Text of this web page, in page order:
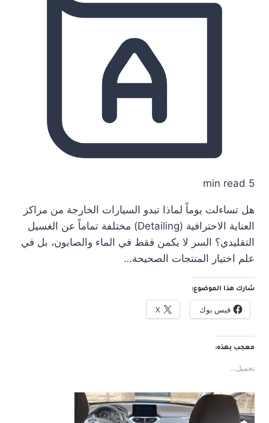
5 min read
هل تساءلت يوماً لماذا تبدو السيارات الخارجة من مراكز
العناية الاحترافية (Detailing) مختلفة تماماً عن الغسيل
التقليدي؟ السر لا يكمن فقط في الماء والصابون، بل في
علم اختيار المنتجات الصحيحة…
شارك هذا الموضوع:
فيس بوك X
معجب بهذه:
تحميل...